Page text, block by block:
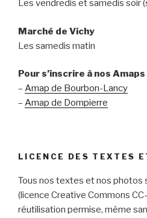
Les vendredis et samedis soir
Marché de Vichy
Les samedis matin
Pour s’inscrire à nos Amaps
– Amap de Bourbon-Lancy
– Amap de Dompierre
LICENCE DES TEXTES
Tous nos textes et nos photos
(licence Creative Commons
réutilisation permise, même